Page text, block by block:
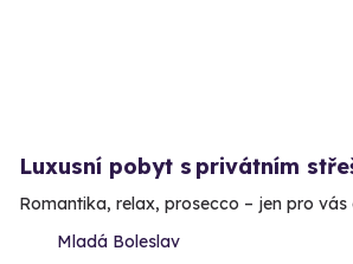
Luxusní pobyt s privátním
Romantika, relax, prosecco – jen pro vás
Mladá Boleslav